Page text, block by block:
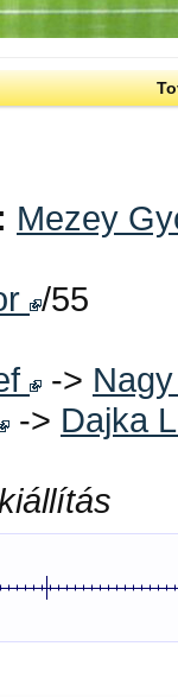
Mezey
/55
->
-> Dajka